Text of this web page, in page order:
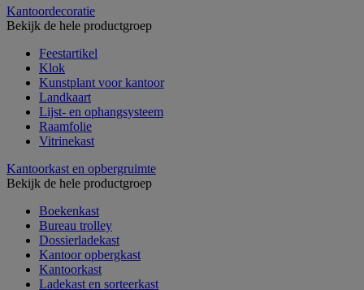
Kantoordecoratie
Bekijk de hele productgroep
Feestartikel
Klok
Kunstplant voor kantoor
Landkaart
Lijst- en ophangsysteem
Raamfolie
Vitrinekast
Kantoorkast en opbergruimte
Bekijk de hele productgroep
Boekenkast
Bureau trolley
Dossierladekast
Kantoor opbergkast
Kantoorkast
Ladekast en sorteerkast